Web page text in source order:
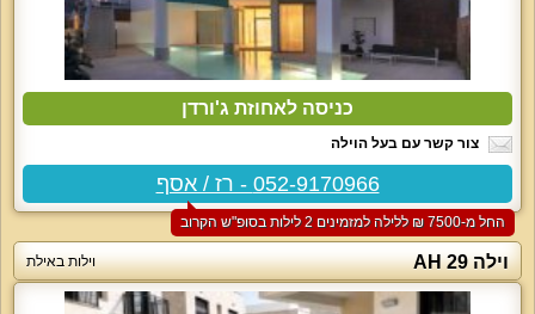
כניסה לאחוזת ג'ורדן
צור קשר עם בעל הוילה
052-9170966 - רז / אסף
החל מ-‏7500 ₪ ללילה למזמינים 2 לילות בסופ"ש הקרוב
וילה 29 AH וילות באילת